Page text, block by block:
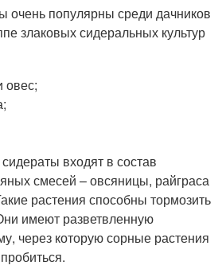
очень популярны среди дачников
злаковых сидеральных культур
овес;
входят в состав
смесей – овсяницы, райграса
растения способны тормозить
имеют разветвленную
через которую сорные растения